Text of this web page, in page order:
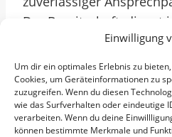
Einwilligung
Um dir ein optimales Erlebnis zu
Cookies, um Geräteinformationen zu
zuzugreifen. Wenn du diesen
wie das Surfverhalten oder eindeutige
verarbeiten. Wenn du deine
können bestimmte Merkmale und
Der Bereitschaftsdienst
effizient und
in kritischen Situationen
und somit die lokale
Die Stadt Bretten setzt